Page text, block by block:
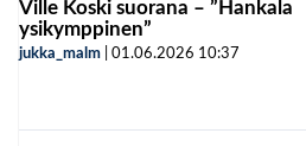
Ville Koski suorana – ”Hankala
ysikymppinen”
jukka_malm 01.06.2026 10:37